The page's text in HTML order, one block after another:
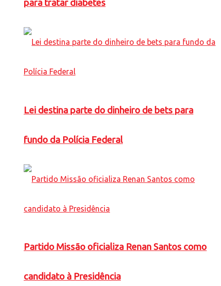
para tratar diabetes
Lei destina parte do dinheiro de bets para
fundo da Polícia Federal
Partido Missão oficializa Renan Santos como
candidato à Presidência